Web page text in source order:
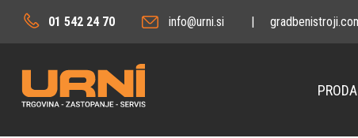
01 542 24 70 info@urni.si |